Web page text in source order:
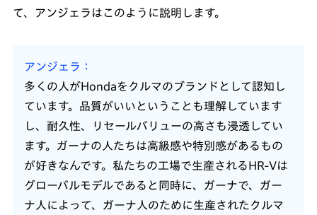
て、アンジェラはこのように説明します。
アンジェラ
多くの人がHondaをクルマのブランドとして認知し
ています。品質がいいということも理解しています
し、耐久性、リセールバリューの高さも浸透してい
ます。ガーナの人たちは高級感や特別感があるもの
が好きなんです。私たちの工場で生産されるHR-Vは
グローバルモデルであると同時に、ガーナで、ガー
ナ人によって、ガーナ人のために生産されたクルマ